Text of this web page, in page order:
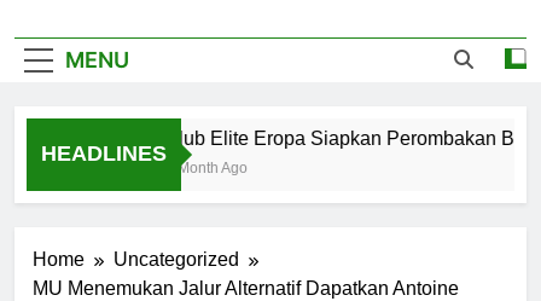
MENU
HEADLINES
Klub Elite Eropa Siapkan Perombakan
1 Month Ago
Home
Uncategorized
MU Menemukan Jalur Alternatif Dapatkan Antoine